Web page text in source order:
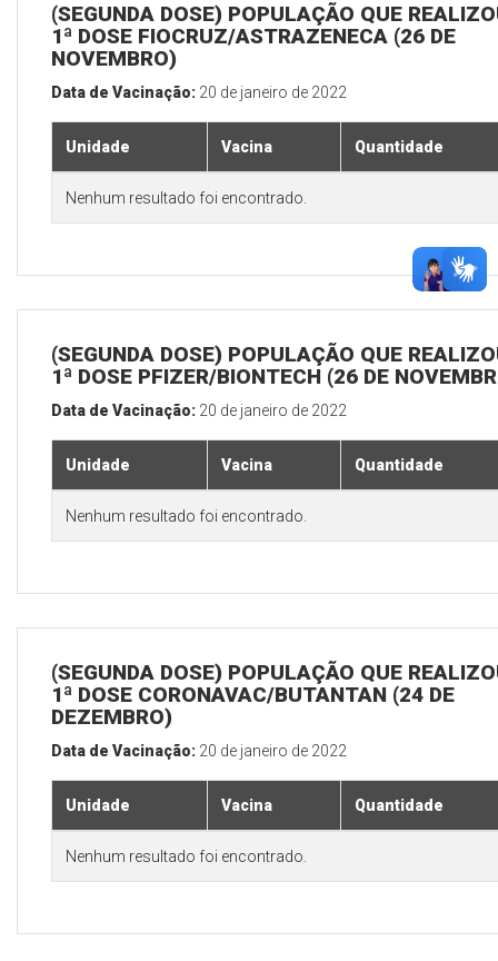
(SEGUNDA DOSE) POPULAÇÃO QUE
1ª DOSE FIOCRUZ/ASTRAZENECA (26 DE
NOVEMBRO)
Data de Vacinação: 20 de janeiro de 2022
Unidade Vacina Quantidade
Nenhum resultado foi encontrado.
(SEGUNDA DOSE) POPULAÇÃO QUE
1ª DOSE PFIZER/BIONTECH (26 DE
Data de Vacinação: 20 de janeiro de 2022
Unidade Vacina Quantidade
Nenhum resultado foi encontrado.
(SEGUNDA DOSE) POPULAÇÃO QUE
1ª DOSE CORONAVAC/BUTANTAN (24 DE
DEZEMBRO)
Data de Vacinação: 20 de janeiro de 2022
Unidade Vacina Quantidade
Nenhum resultado foi encontrado.